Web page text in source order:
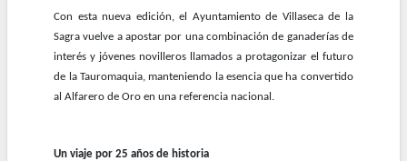
Con esta nueva edición, el Ayuntamiento de Villaseca de la
Sagra vuelve a apostar por una combinación de ganaderías de
interés y jóvenes novilleros llamados a protagonizar el futuro
de la Tauromaquia, manteniendo la esencia que ha convertido
al Alfarero de Oro en una referencia nacional.
Un viaje por 25 años de historia